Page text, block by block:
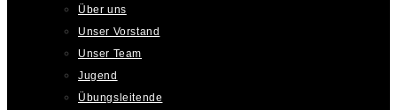
Über uns
Unser Vorstand
Unser Team
Jugend
Übungsleitende